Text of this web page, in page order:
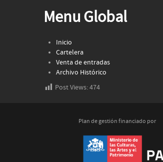
Menu Global
Inicio
Cartelera
Venta de entradas
Archivo Histórico
Post Views:474
Plan de gestión financiado por